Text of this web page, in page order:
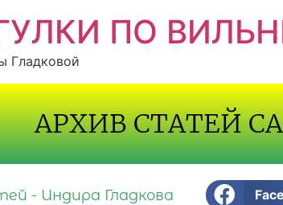
ПО
Гладковой
АРХИВ СТАТЕЙ
- Индира Гладкова